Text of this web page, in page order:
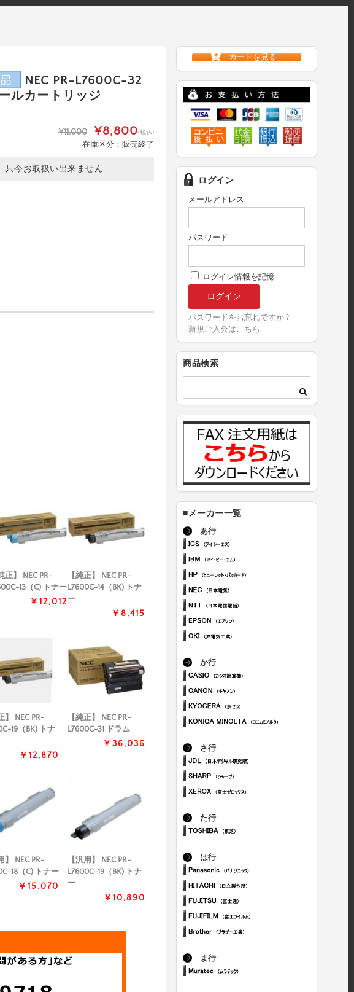
NEC PR-L7600C-32
ルカートリッジ
¥11,000 ¥8,800(税込)
在庫区分：販売終了
只今お取扱い出来ません
正】 NEC PR-
13（C) トナー
￥12,012
【純正】 NEC PR-
L7600C-14（BK) トナ
ー
￥8,415
】 NEC PR-
19（BK) トナ
￥12,870
【純正】 NEC PR-
L7600C-31 ドラム
￥36,036
】 NEC PR-
18（C) トナー
￥15,070
【汎用】 NEC PR-
L7600C-19（BK) トナ
ー
￥10,890
カートを見る
ログイン
メールアドレス
パスワード
ログイン情報を記憶
パスワードをお忘れですか ?
新規ご入会はこちら
商品検索
■メーカー一覧
あ行
か行
さ行
た行
は行
ま行